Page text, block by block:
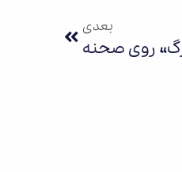
بعدی
روی صحنه